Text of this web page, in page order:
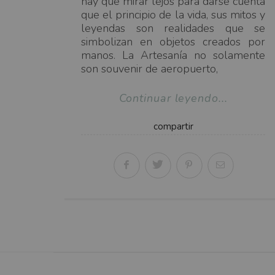
que el principio de la vida, sus mitos y
leyendas son realidades que se
simbolizan en objetos creados por
manos. La Artesanía no solamente
son souvenir de aeropuerto,
Continuar leyendo...
compartir